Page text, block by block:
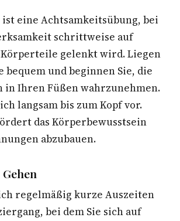
ist eine Achtsamkeitsübung, bei
schrittweise auf
gelenkt wird. Liegen
bequem und beginnen Sie, die
in Ihren Füßen wahrzunehmen.
langsam bis zum Kopf vor.
das Körperbewusstsein
abzubauen.
regelmäßig kurze Auszeiten
bei dem Sie sich auf